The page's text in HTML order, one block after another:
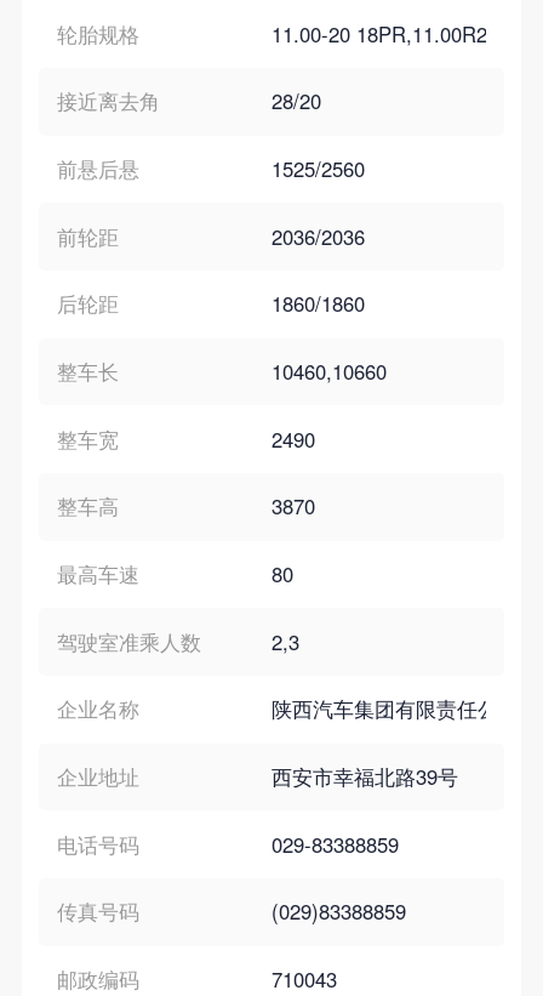
轮胎规格 11.00-20 18PR,11.00R20
接近离去角 28/20
前悬后悬 1525/2560
前轮距 2036/2036
后轮距 1860/1860
整车长 10460,10660
整车宽 2490
整车高 3870
最高车速 80
驾驶室准乘人数 2,3
企业名称 陕西汽车集团有限责任公司
企业地址 西安市幸福北路39号
电话号码 029-83388859
传真号码 (029)83388859
邮政编码 710043